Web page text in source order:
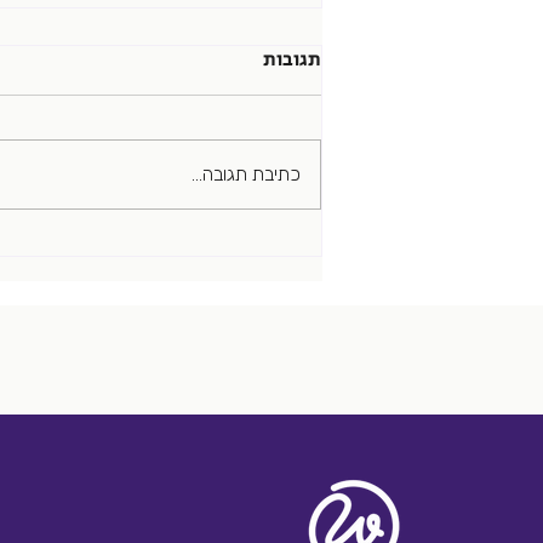
נס פך השמן
כי לפעמים לא מזיקים לנו כמה ניסים.
נהדר. רבים מהמגייסים ישמחו לאיזה נס
שירעיף...
תגובות
כתיבת תגובה...